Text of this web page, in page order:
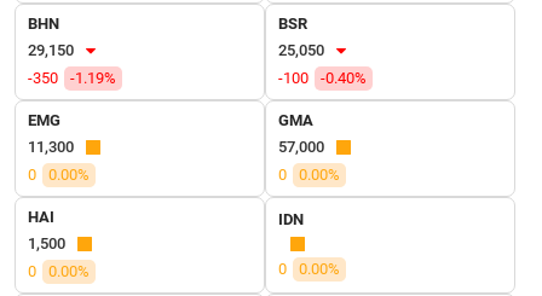
BHN
29,150
-350
-1.19%
BSR
25,050
-100
-0.40%
EMG
11,300
0
0.00%
GMA
57,000
0
0.00%
HAI
1,500
0
0.00%
IDN
0 0.00%
BẤT
ĐỘNG